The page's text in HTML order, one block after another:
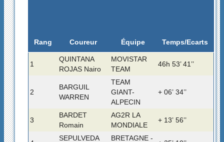
Rang Coureur Équipe Temps/Ecarts
1
QUINTANA
ROJAS Nairo
MOVISTAR
TEAM
46h 53’ 41’’
2
BARGUIL
WARREN
TEAM
GIANT-
ALPECIN
+ 06’ 34’’
3
BARDET
Romain
AG2R LA
MONDIALE
+ 13’ 56’’
SEPULVEDA
BRETAGNE -